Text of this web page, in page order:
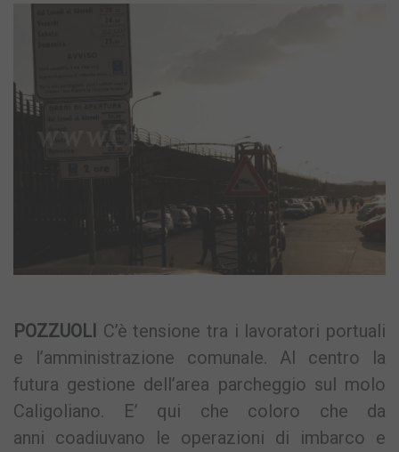
POZZUOLI C’è tensione tra i lavoratori portuali
e l’amministrazione comunale. Al centro la
futura gestione dell’area parcheggio sul molo
Caligoliano. E’ qui che coloro che da
anni coadiuvano le operazioni di imbarco e